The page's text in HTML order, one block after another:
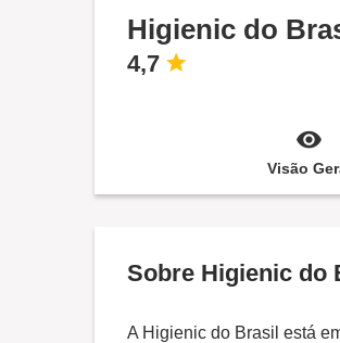
Higienic do
4,7
Visão
Sobre Higienic do
A Higienic do Brasil está